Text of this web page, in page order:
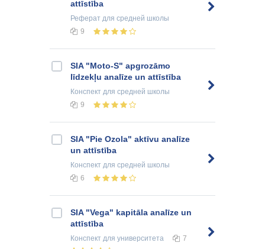
attīstība
Реферат для средней школы
9
SIA "Moto-S" apgrozāmo
līdzekļu analīze un attīstība
Конспект для средней школы
9
SIA "Pie Ozola" aktīvu analīze
un attīstība
Конспект для средней школы
6
SIA "Vega" kapitāla analīze un
attīstība
Конспект для университета 7